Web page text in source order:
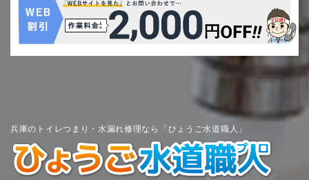
兵庫のトイレつまり・水漏れ修理なら「ひょうご水道職人」